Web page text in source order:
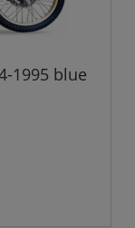
1995 blue